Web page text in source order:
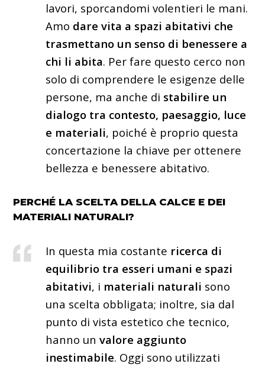
lavori, sporcandomi volentieri le mani.
Amo dare vita a spazi abitativi che
trasmettano un senso di benessere a
chi li abita. Per fare questo cerco non
solo di comprendere le esigenze delle
persone, ma anche di stabilire un
dialogo tra contesto, paesaggio, luce
e materiali, poiché è proprio questa
concertazione la chiave per ottenere
bellezza e benessere abitativo.
PERCHÉ LA SCELTA DELLA CALCE E DEI
MATERIALI NATURALI?
In questa mia costante ricerca di
equilibrio tra esseri umani e spazi
abitativi, i materiali naturali sono
una scelta obbligata; inoltre, sia dal
punto di vista estetico che tecnico,
hanno unvalore aggiunto
inestimabile. Oggi sono utilizzati